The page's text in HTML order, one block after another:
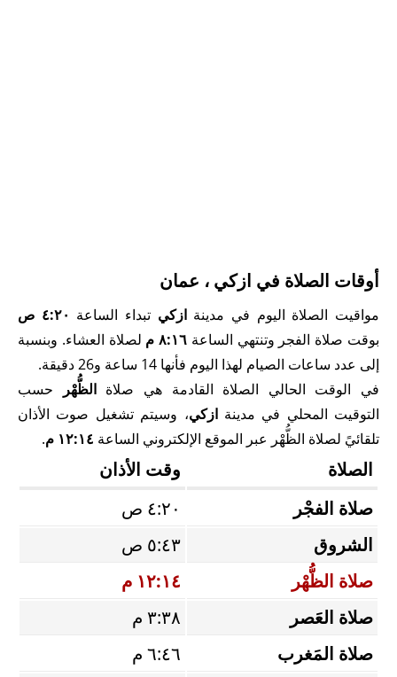
أوقات الصلاة في ازكي ، عمان
مواقيت الصلاة اليوم في مدينةازكي تبداء الساعة ٤:٢٠ ص
بوقت صلاة الفجر وتنتهي الساعة ٨:١٦ م
لصلاة العشاء. وبنسبة
إلى عدد ساعات الصيام لهذا اليوم فأنها 14 ساعة و26 دقيقة.
في الوقت الحالي الصلاة القادمة هي صلاةالظُّهْر
حسب
التوقيت المحلي في مدينةازكي، وسيتم تشغيل صوت الأذان
تلقائيً لصلاة الظُّهْر عبر الموقع الإلكتروني الساعة ١٢:١٤ م .
الصلاة
وقت الأذان
صلاة الفجْر
٤:٢٠ ص
الشروق
٥:٤٣ ص
صلاة الظُّهْر
١٢:١٤ م
صلاة العَصر
٣:٣٨ م
صلاة المَغرب
٦:٤٦ م